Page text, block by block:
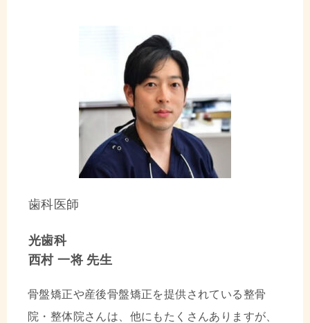
歯科医師
光歯科
西村 一将 先生
骨盤矯正や産後骨盤矯正を提供されている整骨
院・整体院さんは、他にもたくさんありますが、